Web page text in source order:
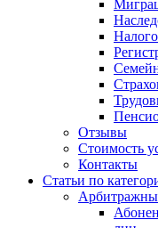
Отзывы
Стоимость
Контакты
Статьи по